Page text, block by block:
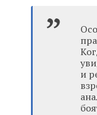
и